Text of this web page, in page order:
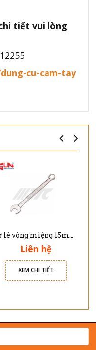
tiết vui lòng
cu-cam-tay
Cờ lê vòng miệng 15mm JTC AE2415
Liên hệ
XEM CHI TIẾT